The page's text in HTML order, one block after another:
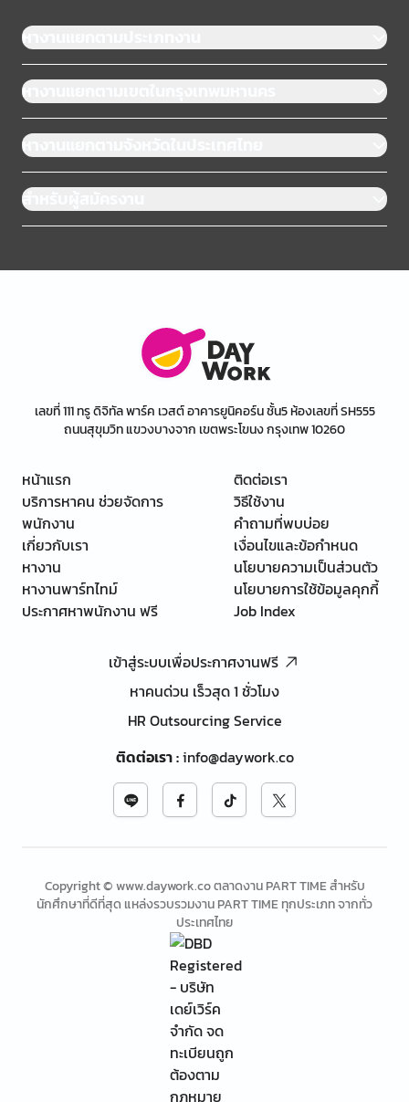
หางานแยกตามประเภทงาน
หางานแยกตามเขตในกรุงเทพมหานคร
หางานแยกตามจังหวัดในประเทศไทย
สำหรับผู้สมัครงาน
เลขที่ 111 ทรู ดิจิทัล พาร์ค เวสต์ อาคารยูนิคอร์น ชั้น5 ห้องเลขที่ SH555
ถนนสุขุมวิท แขวงบางจาก เขตพระโขนง กรุงเทพ 10260
หน้าแรก
บริการหาคน ช่วยจัดการ
พนักงาน
เกี่ยวกับเรา
หางาน
หางานพาร์ทไทม์
ประกาศหาพนักงาน ฟรี
ติดต่อเรา
วิธีใช้งาน
คำถามที่พบบ่อย
เงื่อนไขและข้อกำหนด
นโยบายความเป็นส่วนตัว
นโยบายการใช้ข้อมูลคุกกี้
Job Index
เข้าสู่ระบบเพื่อประกาศงานฟรี
หาคนด่วน เร็วสุด 1 ชั่วโมง
HR Outsourcing Service
ติดต่อเรา:info@daywork.co
Copyright © www.daywork.co ตลาดงาน PART TIME สำหรับ
นักศึกษาที่ดีที่สุด แหล่งรวบรวมงาน PART TIME ทุกประเภท จากทั่ว
ประเทศไทย